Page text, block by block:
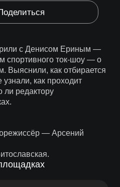
с Денисом Ериным —
спортивного ток-шоу — о
Выяснили, как отбирается
как проходит
ли редактору
— Арсений